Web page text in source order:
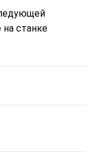
станке